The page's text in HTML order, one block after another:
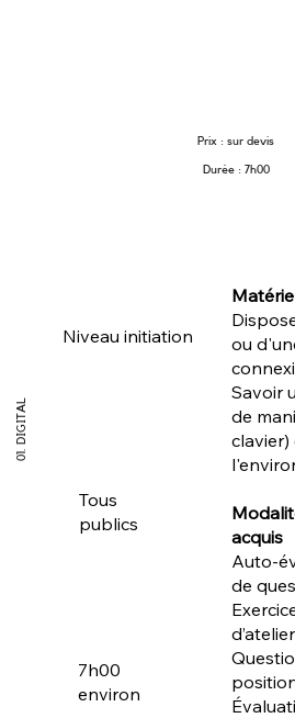
01. DIGITAL
Tous
publics
7h00
environ
Niveau initiation
Prix : sur devis
Durée : 7h00
ou
Savoir
de
acquis
Auto-
de